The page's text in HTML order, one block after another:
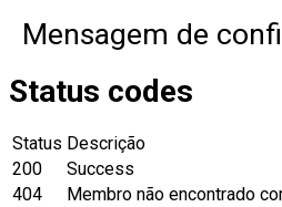
Mensagem de
Status codes
Status Descrição
200
Success
404
Membro não encontrado